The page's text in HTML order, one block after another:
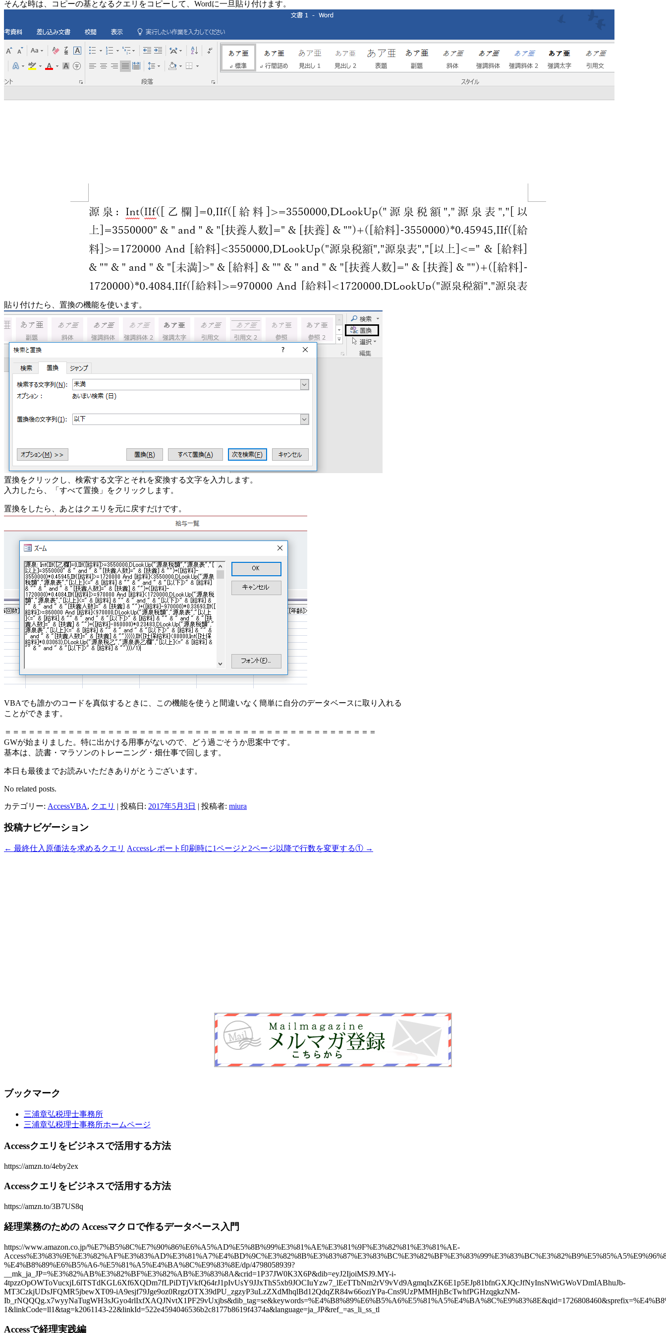
そんな時は、コピーの基となるクエリをコピーして、Wordに一旦貼り付けます。
貼り付けたら、置換の機能を使います。
置換をクリックし、検索する文字とそれを変換する文字を入力します。
入力したら、「すべて置換」をクリックします。
置換をしたら、あとはクエリを元に戻すだけです。
VBAでも誰かのコードを真似するときに、この機能を使うと間違いなく簡単に自分のデータベースに取り入れる
ことができます。
＝＝＝＝＝＝＝＝＝＝＝＝＝＝＝＝＝＝＝＝＝＝＝＝＝＝＝＝＝＝＝＝＝＝＝＝＝＝＝＝＝＝＝＝＝＝＝
GWが始まりました。特に出かける用事がないので、どう過ごそうか思案中です。
基本は、読書・マラソンのトレーニング・畑仕事で回します。
本日も最後までお読みいただきありがとうございます。
No related posts.
カテゴリー: AccessVBA, クエリ | 投稿日: 2017年5月3日 | 投稿者: miura
投稿ナビゲーション
← 最終仕入原価法を求めるクエリ Accessレポート印刷時に1ページと2ページ以降で行数を変更する① →
ブックマーク
三浦章弘税理士事務所
三浦章弘税理士事務所ホームページ
Accessクエリをビジネスで活用する方法
https://amzn.to/4eby2ex
Accessクエリをビジネスで活用する方法
https://amzn.to/3B7US8q
経理業務のための Accessマクロで作るデータベース入門
https://www.amazon.co.jp/%E7%B5%8C%E7%90%86%E6%A5%AD%E5%8B%99%E3%81%AE%E3%81%9F%E3%82%81%E3%81%AE-
%E4%B8%89%E6%B5%A6-%E5%81%A5%E4%BA%8C%E9%83%8E/dp/4798058939?
__mk_ja_JP=%E3%82%AB%E3%82%BF%E3%82%AB%E3%83%8A&crid=1P37JW0K3X6P&dib=eyJ2IjoiMSJ9.MY-i-
4tpzzOpOWToVucxjL6lTSTdKGL6Xf6XQDm7fLPiDTjVkfQ64rJ1pIvUsY9JJxThS5xb9JOCIuYzw7_lEeTTbNm2rV9vVd9AgmqIxZK6E1p5EJp81bfnGXJQcJfNyInsNWrGWoVDmIABhuJb-
MT3CzkjUDsJFQMR5jbewXT09-iA9esjf79Jge9oz0RrgzOTX39dPU_zgzyP3uLzZXdMhqlBd12QdqZR84w66oziYPa-Cns9UzPMMHjhBcTwhfPGHzqgkzNM-
1&linkCode=ll1&tag=k2061143-22&linkId=522e4594046536b2c8177b8619f4374a&language=ja_JP&ref_=as_li_ss_tl
Accessで経理実践編